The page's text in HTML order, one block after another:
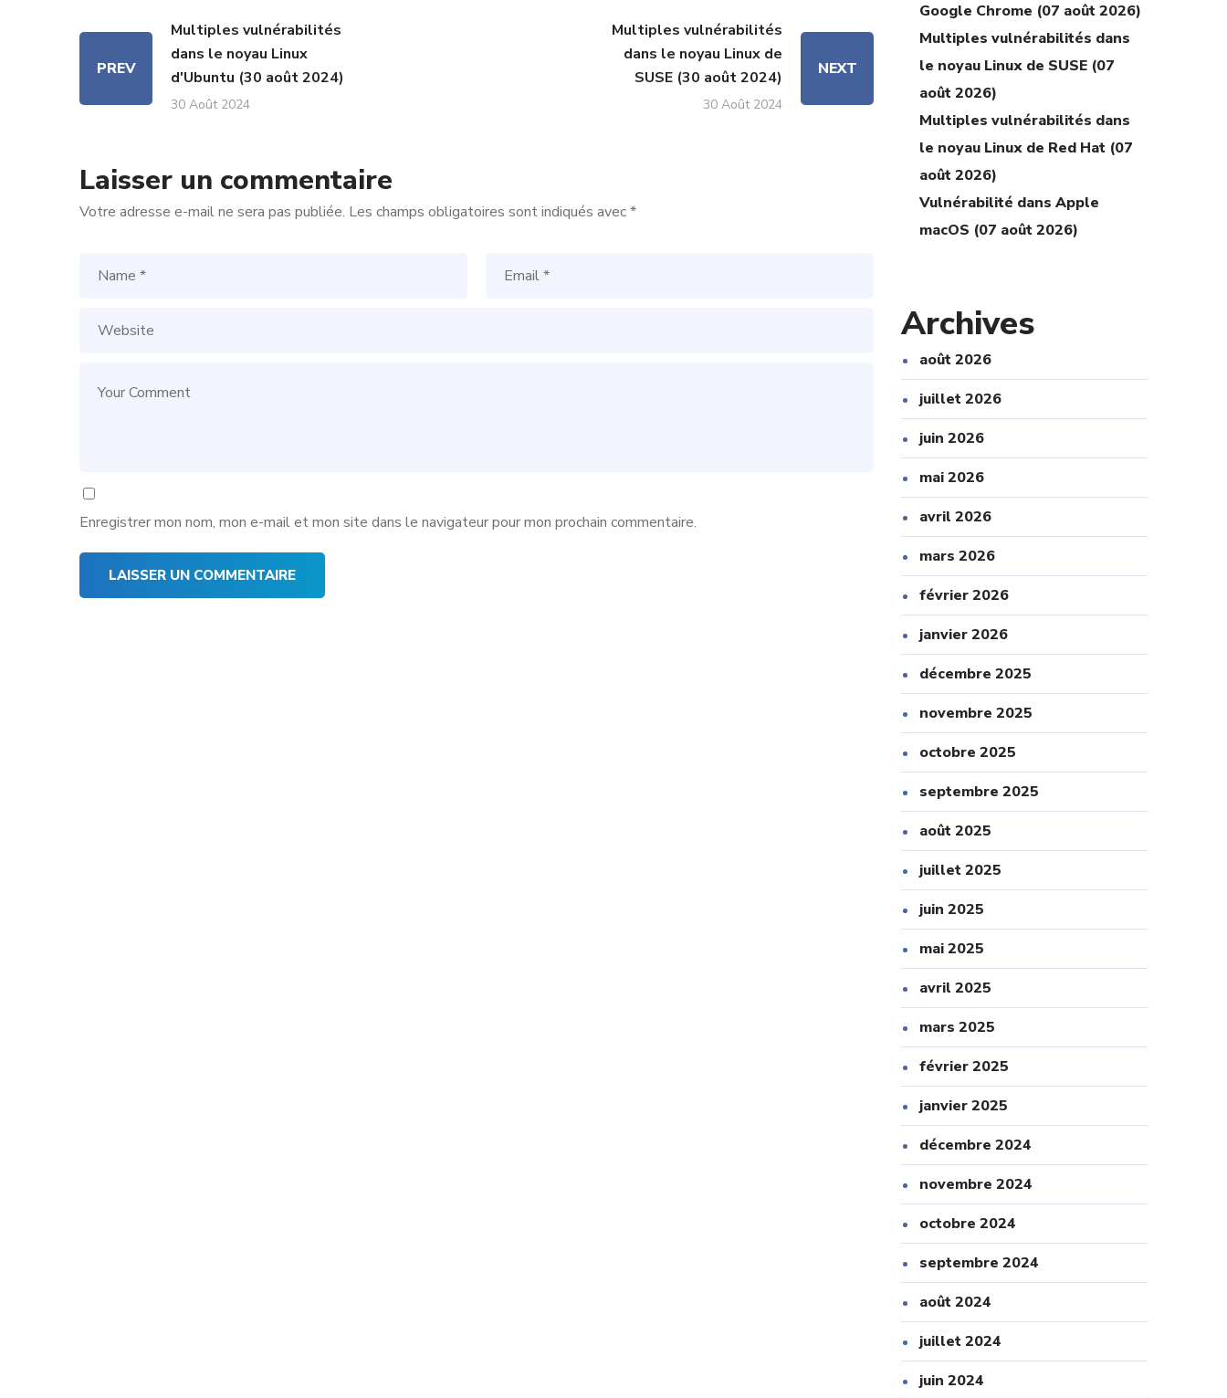
PREV
Multiples vulnérabilités
dans le noyau Linux
d'Ubuntu (30 août 2024)
30 Août 2024
Multiples vulnérabilités
dans le noyau Linux de
SUSE (30 août 2024)
30 Août 2024
NEXT
Laisser un commentaire
Votre adresse e-mail ne sera pas publiée. Les champs obligatoires sont indiqués avec*
Enregistrer mon nom, mon e-mail et mon site dans le navigateur pour mon prochain commentaire.
Google Chrome (07 août 2026)
Multiples vulnérabilités dans
le noyau Linux de SUSE (07
août 2026)
Multiples vulnérabilités dans
le noyau Linux de Red Hat (07
août 2026)
Vulnérabilité dans Apple
macOS (07 août 2026)
Archives
août 2026
juillet 2026
juin 2026
mai 2026
avril 2026
mars 2026
février 2026
janvier 2026
décembre 2025
novembre 2025
octobre 2025
septembre 2025
août 2025
juillet 2025
juin 2025
mai 2025
avril 2025
mars 2025
février 2025
janvier 2025
décembre 2024
novembre 2024
octobre 2024
septembre 2024
août 2024
juillet 2024
juin 2024